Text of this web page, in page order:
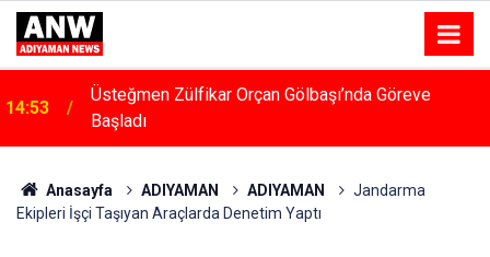
14:48 Menfeze Çarpan Araç Sürücüsü Yaralandı
Anasayfa ADIYAMAN ADIYAMAN
Jandarma
Ekipleri İşçi Taşıyan Araçlarda Denetim Yaptı